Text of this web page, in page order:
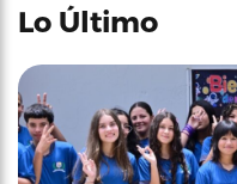
Lo Último